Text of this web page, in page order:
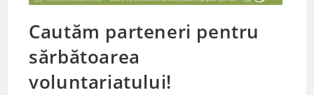
Cautăm parteneri pentru
sărbătoarea
voluntariatului!